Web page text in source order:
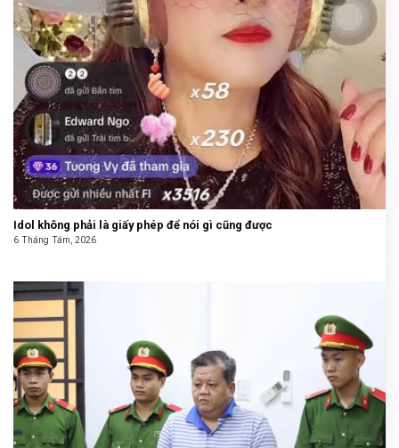
Idol không phải là giấy phép để nói gì cũng được
6 Tháng Tám, 2026